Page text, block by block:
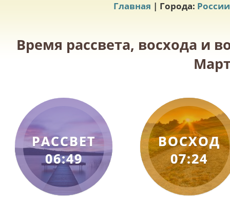
Главная | Города: России
Время рассвета, восхода и
РАССВЕТ
06:49
ВОСХОД
07:24